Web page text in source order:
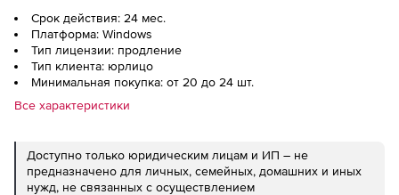
Срок действия: 24 мес.
Платформа: Windows
Тип лицензии: продление
Тип клиента: юрлицо
Минимальная покупка: от 20 до 24 шт.
Все характеристики
Доступно только юридическим лицам и ИП – не
предназначено для личных, семейных, домашних и иных
нужд, не связанных с осуществлением